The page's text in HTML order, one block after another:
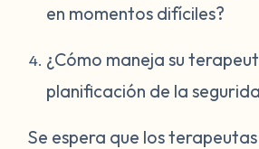
en momentos difíciles?
¿Cómo maneja su
planificación de la
Se espera que los